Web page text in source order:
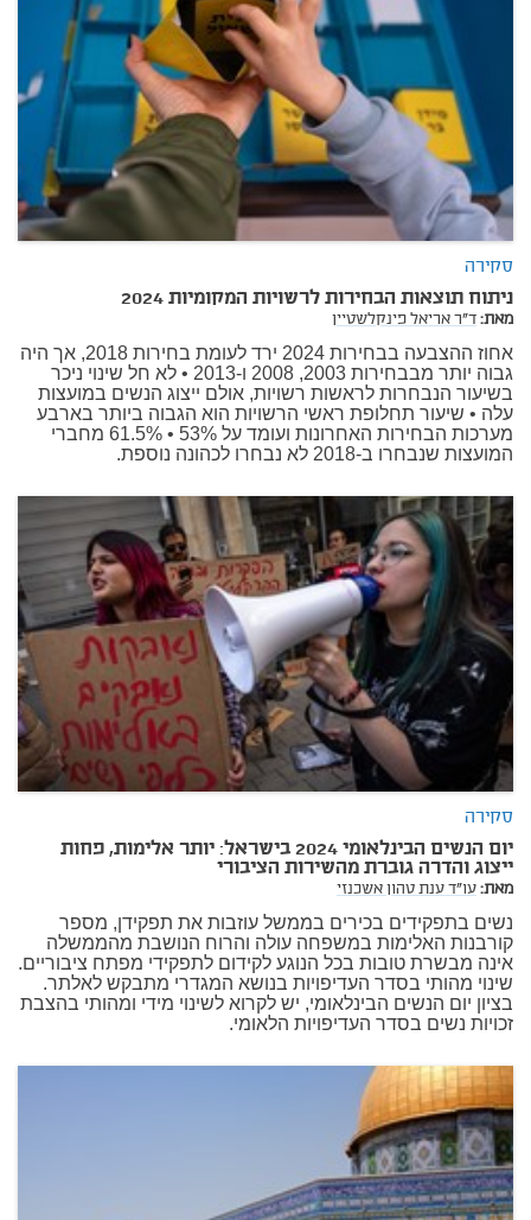
סקירה
ניתוח תוצאות הבחירות לרשויות המקומיות 2024
מאת:ד"ר אריאל פינקלשטיין
אחוז ההצבעה בבחירות 2024 ירד לעומת בחירות 2018, אך היה
גבוה יותר מבבחירות 2003, 2008 ו-2013 • לא חל שינוי ניכר
בשיעור הנבחרות לראשות רשויות, אולם ייצוג הנשים במועצות
עלה • שיעור תחלופת ראשי הרשויות הוא הגבוה ביותר בארבע
מערכות הבחירות האחרונות ועומד על 53% • 61.5% מחברי
המועצות שנבחרו ב-2018 לא נבחרו לכהונה נוספת.
סקירה
יום הנשים הבינלאומי 2024 בישראל: יותר אלימות, פחות
ייצוג והדרה גוברת מהשירות הציבורי
מאת:עו"ד ענת טהון אשכנזי
נשים בתפקידים בכירים בממשל עוזבות את תפקידן, מספר
קורבנות האלימות במשפחה עולה והרוח הנושבת מהממשלה
אינה מבשרת טובות בכל הנוגע לקידום לתפקידי מפתח ציבוריים.
שינוי מהותי בסדר העדיפויות בנושא המגדרי מתבקש לאלתר.
בציון יום הנשים הבינלאומי, יש לקרוא לשינוי מידי ומהותי בהצבת
זכויות נשים בסדר העדיפויות הלאומי.